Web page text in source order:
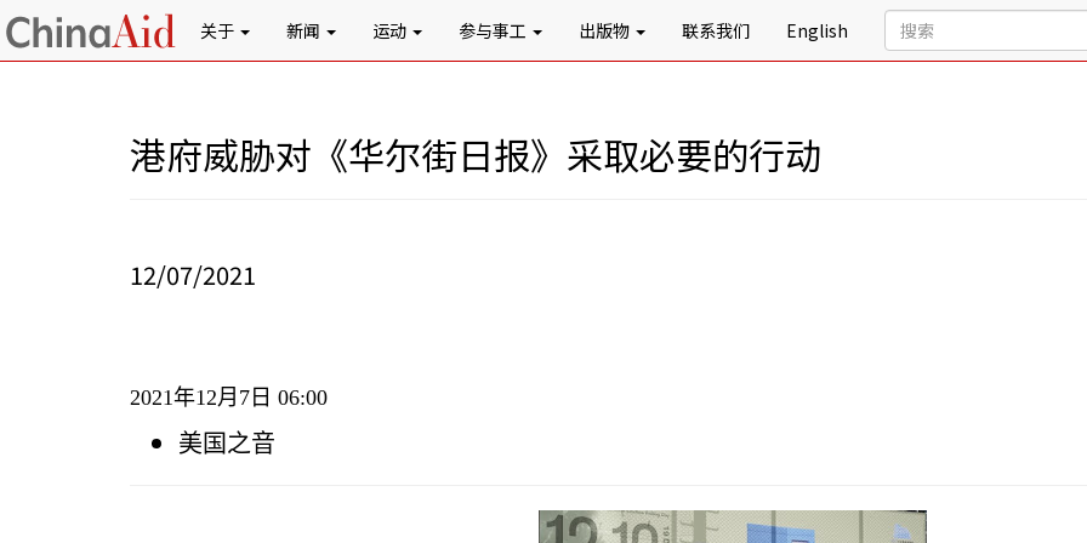
关于 新闻 运动 参与事工 出版物 联系我们 English
港府威胁对《华尔街日报》采取必要的行动
12/07/2021
2021年12月 7 日 06:00
美国之音